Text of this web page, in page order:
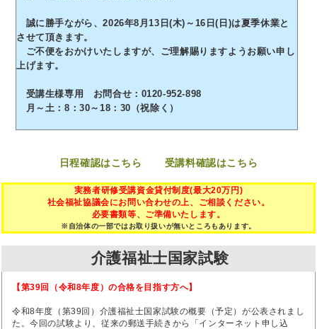
誠に勝手ながら、2026年8月13日(木)～16日(日)は夏季休業と
させて頂きます。
ご不便をおかけいたしますが、ご理解賜りますようお願い申し
上げます。
受講生様専用 お問合せ：0120-952-898
月～土：8：30～18：30（祝除く）
日程確認はこちら 受講料確認はこちら
実務者研修受講資金貸付制度(最大20万円)
社会福祉協議会にお問い合わせの上、ご相談ください。
必要書類等、ご準備いたします。
※自治体の一部ではお取り扱いが無いところもあります。
介護福祉士国家試験
【第39回（令和8年度）の合格を目指す方へ】
令和8年度（第39回）介護福祉士国家試験の概要（予定）が公表されまし
た。今回の試験より、従来の郵送手続きから「インターネット申し込